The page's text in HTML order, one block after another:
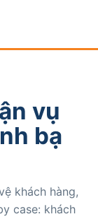
vụ
bạ
khách hàng,
case: khách